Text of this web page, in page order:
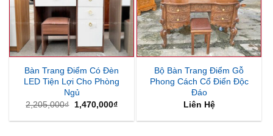
Bàn Trang Điểm Có Đèn
LED Tiện Lợi Cho Phòng
Ngủ
2,205,000₫
Giá
là:
1,470,000₫Giá
tại
Bộ Bàn Trang Điểm Gỗ
Phong Cách Cổ Điển Độc
Đáo
Liên Hệ